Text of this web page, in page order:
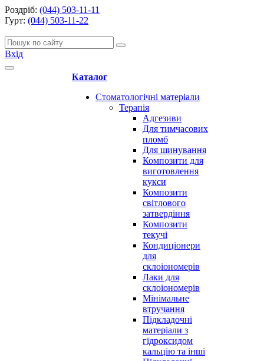
Роздріб: (044) 503-11-11
Гурт: (044) 503-11-22
Вхід
Каталог
Стоматологічні матеріали
Терапія
Адгезиви
Для тимчасових
пломб
Для шинування
Композити для
виготовлення
кукси
Композити
світлового
затвердіння
Композити
текучі
Кондиціонери
для
склоіономерів
Лаки для
склоіономерів
Мінімальне
втручання
Підкладочні
матеріали з
гідроксидом
кальцію та інші